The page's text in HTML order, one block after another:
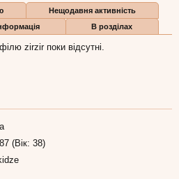
Нещодавня активність
В розділах
zirzir поки відсутні.
(Вік: 38)